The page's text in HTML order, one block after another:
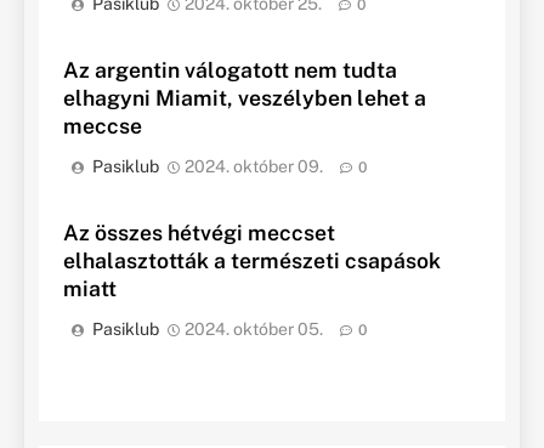
Pasiklub 2024. október 25. 0
Az argentin válogatott nem tudta
elhagyni Miamit, veszélyben lehet a
meccse
Pasiklub 2024. október 09. 0
Az összes hétvégi meccset
elhalasztották a természeti csapások
miatt
Pasiklub 2024. október 05. 0